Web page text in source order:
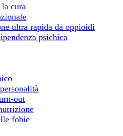
cura
ultra rapida da oppioidi
psichica
out
fobie